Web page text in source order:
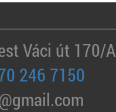
Váci út 170/A
246 7150